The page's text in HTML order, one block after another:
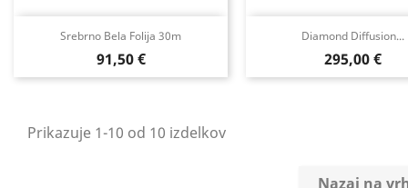
Srebrno Bela Folija 30m
Cena
91,50 €
Diamond Diffusion...
Cena
295,00 €
Prikazuje 1-10 od 10 izdelkov
Nazaj na